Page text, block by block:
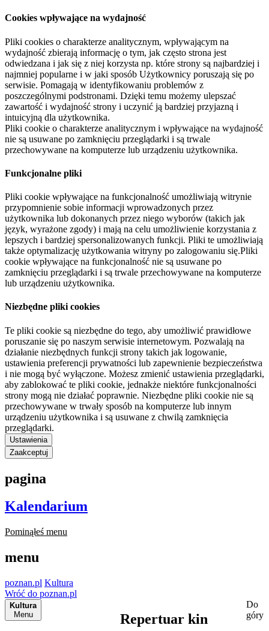
Cookies wpływające na wydajność
Pliki cookies o charakterze analitycznym, wpływającym na
wydajność zbierają informację o tym, jak często strona jest
odwiedzana i jak się z niej korzysta np. które strony są najbardziej i
najmniej popularne i w jaki sposób Użytkownicy poruszają się po
serwisie. Pomagają w identyfikowaniu problemów z
poszczególnymi podstronami. Dzięki temu możemy ulepszać
zawartość i wydajność strony i uczynić ją bardziej przyjazną i
intuicyjną dla użytkownika.
Pliki cookie o charakterze analitycznym i wpływające na wydajność
nie są usuwane po zamknięciu przeglądarki i są trwale
przechowywane na komputerze lub urządzeniu użytkownika.
Funkcjonalne pliki
Pliki cookie wpływające na funkcjonalność umożliwiają witrynie
przypomnienie sobie informacji wprowadzonych przez
użytkownika lub dokonanych przez niego wyborów (takich jak
język, wyrażone zgody) i mają na celu umożliwienie korzystania z
lepszych i bardziej spersonalizowanych funkcji. Pliki te umożliwiają
także optymalizację użytkowania witryny po zalogowaniu się.Pliki
cookie wpływające na funkcjonalność nie są usuwane po
zamknięciu przeglądarki i są trwale przechowywane na komputerze
lub urządzeniu użytkownika.
Niezbędne pliki cookies
Te pliki cookie są niezbędne do tego, aby umożliwić prawidłowe
poruszanie się po naszym serwisie internetowym. Pozwalają na
działanie niezbędnych funkcji strony takich jak logowanie,
ustawienia preferencji prywatności lub zapewnienie bezpieczeństwa
i nie mogą być wyłączone. Możesz zmienić ustawienia przeglądarki,
aby zablokować te pliki cookie, jednakże niektóre funkcjonalności
strony mogą nie działać poprawnie. Niezbędne pliki cookie nie są
przechowywane w trwały sposób na komputerze lub innym
urządzeniu użytkownika i są usuwane z chwilą zamknięcia
przeglądarki.
Ustawienia
Zaakceptuj
pagina
Kalendarium
Pominąłeś menu
menu
poznan.pl Kultura
Wróć do poznan.pl
Kultura
Menu
Repertuar kin
Do
góry